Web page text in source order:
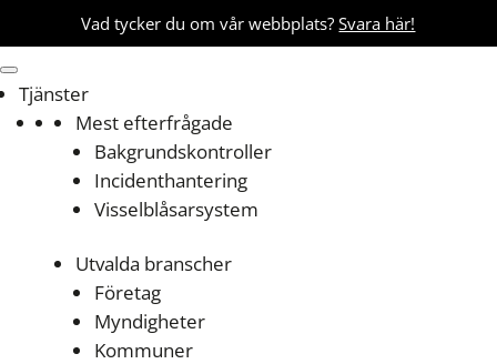
Vad tycker du om vår webbplats?Svara här!
Tjänster
Mest efterfrågade
Bakgrundskontroller
Incidenthantering
Visselblåsarsystem
Utvalda branscher
Företag
Myndigheter
Kommuner